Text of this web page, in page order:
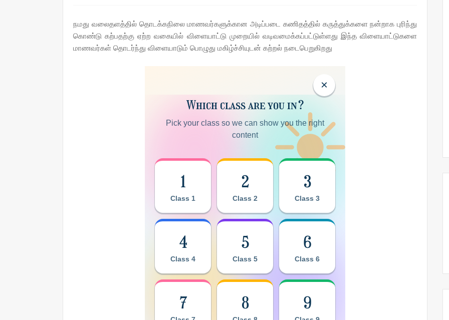
நமது வலைதளத்தில் தொடக்கநிலை மாணவர்களுக்கான அடிப்படை கணிதத்தில் கருத்துக்களை நன்றாக புரிந்து
கொண்டு கற்பதற்கு ஏற்ற வகையில் விளையாட்டு முறையில் வடிவமைக்கப்பட்டுள்ளது இந்த விளையாட்டுகளை
மாணவர்கள் தொடர்ந்து விளையாடும் பொழுது மகிழ்ச்சியுடன் கற்றல் நடைபெறுகிறது